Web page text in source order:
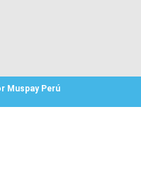
Muspay Perú